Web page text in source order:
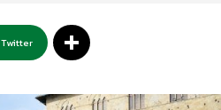
Twitter